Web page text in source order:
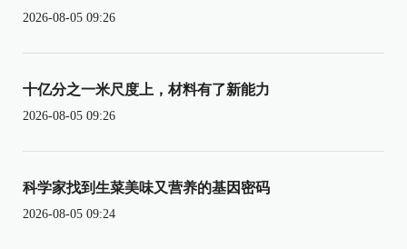
2026-08-05 09:26
十亿分之一米尺度上，材料有了新能力
2026-08-05 09:26
科学家找到生菜美味又营养的基因密码
2026-08-05 09:24